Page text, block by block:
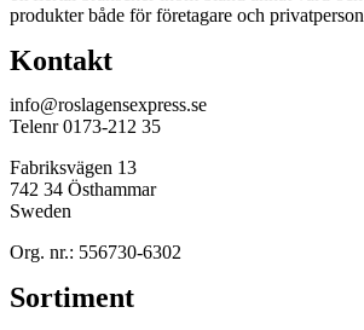
produkter både för företagare och
Kontakt
info@roslagensexpress.se
Telenr 0173-212 35
Fabriksvägen 13
742 34 Östhammar
Sweden
Org. nr.: 556730-6302
Sortiment